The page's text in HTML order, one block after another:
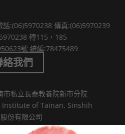
:(06)5970238 傳真:(06)5970239
轉115，185
號 統編:78475489
絡我們
私立長泰教養院新市分院
of Tainan, Sinshih
份有限公司